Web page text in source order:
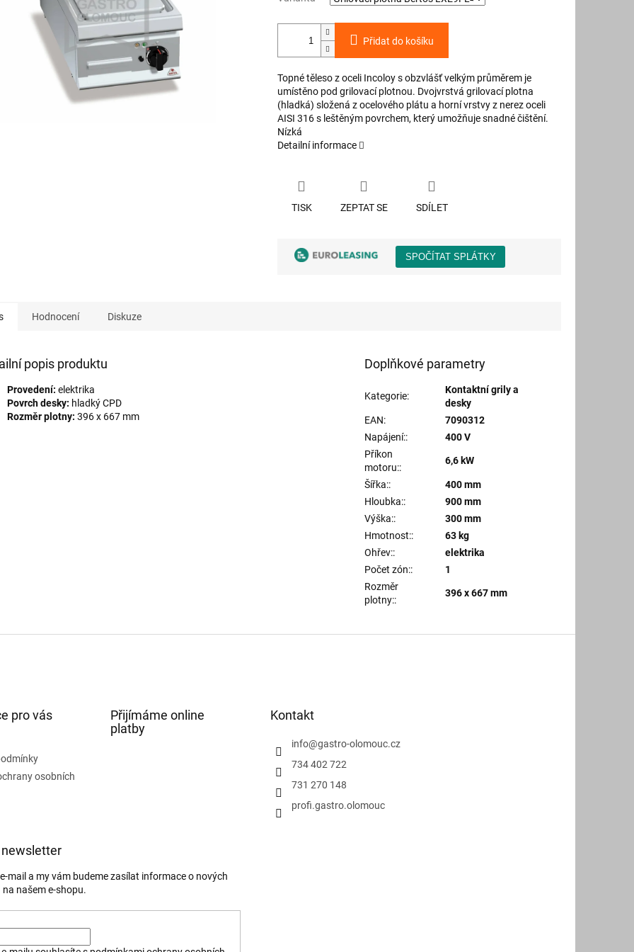
Přidat do košíku
Topné těleso z oceli Incoloy s obzvlášť velkým průměrem je
umístěno pod grilovací plotnou. Dvojvrstvá grilovací plotna
(hladká) složená z ocelového plátu a horní vrstvy z nerez oceli
AISI 316 s leštěným povrchem, který umožňuje snadné čištění.
Nízká
Detailní informace
TISK ZEPTAT SE SDÍLET
Hodnocení Diskuze
popis produktu
Provedení: elektrika
Povrch desky: hladký CPD
Rozměr plotny: 396 x 667 mm
Doplňkové parametry
Kategorie:
Kontaktní grily a
desky
EAN:
7090312
Napájení::
400 V
Příkon
motoru::
6,6 kW
Šířka::
400 mm
Hloubka::
900 mm
Výška::
300 mm
Hmotnost::
63 kg
Ohřev::
elektrika
Počet zón::
1
Rozměr
plotny::
396 x 667 mm
pro vás
osobních
Přijímáme online
platby
Kontakt
info@gastro-olomouc.cz
734 402 722
731 270 148
profi.gastro.olomouc
mail a my vám budeme zasílat informace o nových
našem e-shopu.